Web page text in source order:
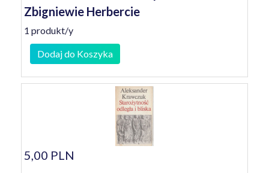
Zbigniewie Herbercie
1 produkt/y
Dodaj do Koszyka
5,00 PLN